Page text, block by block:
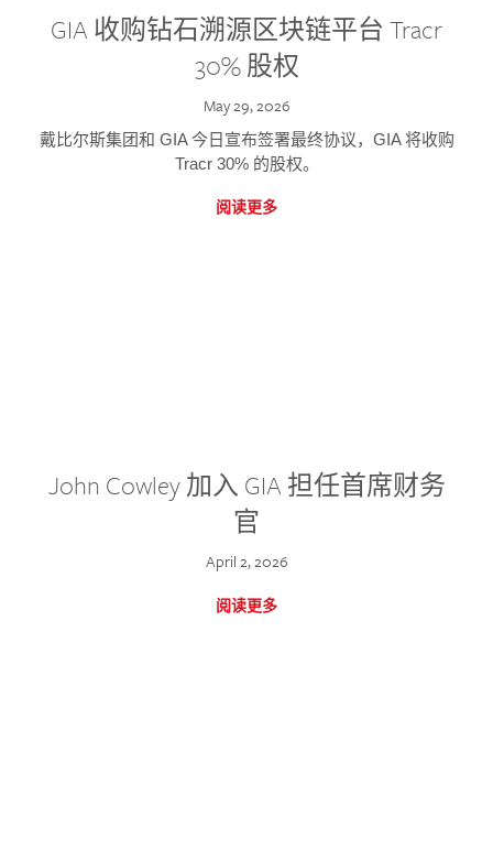
GIA 收购钻石溯源区块链平台 Tracr
30% 股权
May 29, 2026
戴比尔斯集团和 GIA 今日宣布签署最终协议，GIA 将收购
Tracr 30% 的股权。
阅读更多
John Cowley 加入 GIA 担任首席财务
官
April 2, 2026
阅读更多